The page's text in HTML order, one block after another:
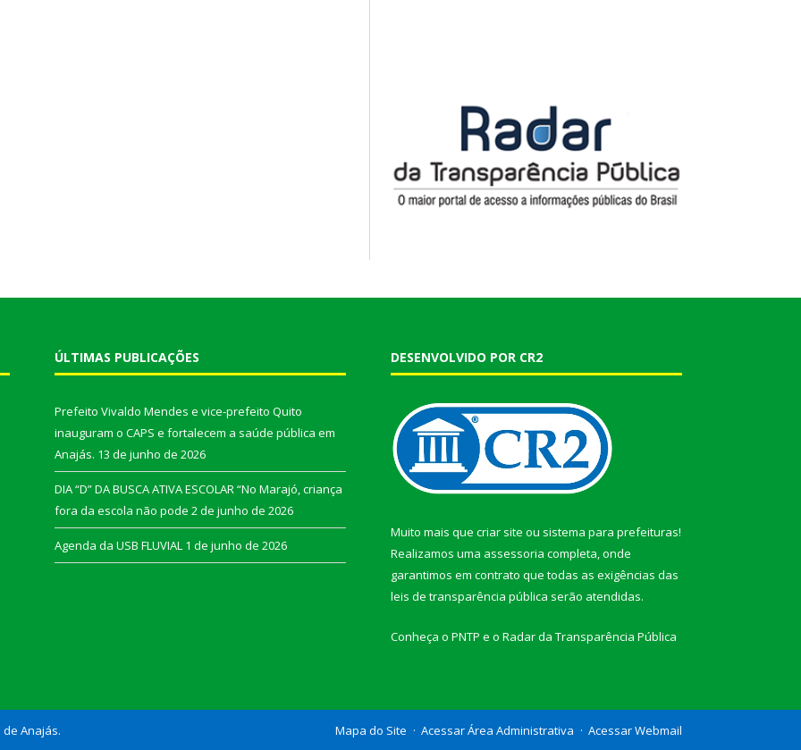
ÚLTIMAS PUBLICAÇÕES
Prefeito Vivaldo Mendes e vice-prefeito Quito
inauguram o CAPS e fortalecem a saúde pública em
Anajás. 13 de junho de 2026
DIA “D” DA BUSCA ATIVA ESCOLAR “No Marajó, criança
fora da escola não pode 2 de junho de 2026
Agenda da USB FLUVIAL 1 de junho de 2026
DESENVOLVIDO POR CR2
Muito mais que criar site ou sistema para prefeituras!
Realizamos uma assessoria completa, onde
garantimos em contrato que todas as exigências das
leis de transparência pública serão atendidas.
Conheça o PNTP e o Radar da Transparência Pública
Anajás. Mapa do Site Acessar Área Administrativa Acessar Webmail